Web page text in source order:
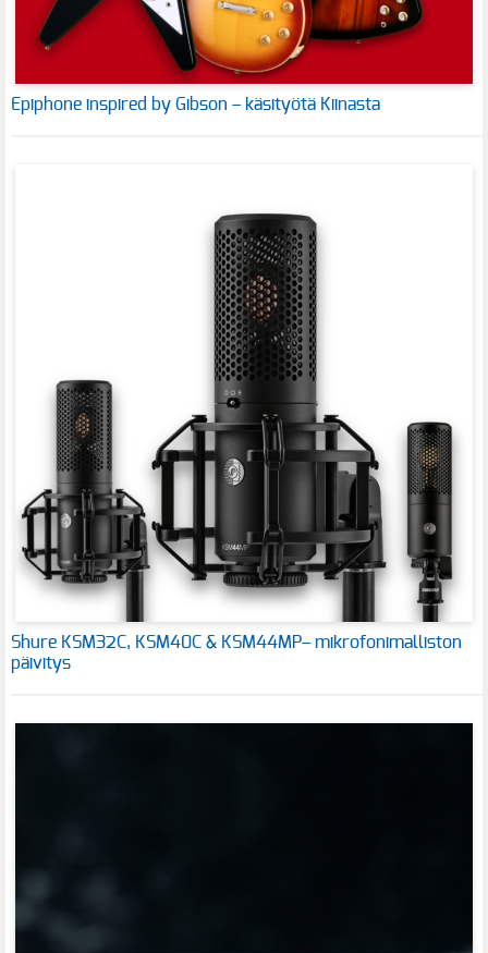
Epiphone inspired by Gibson – käsityötä Kiinasta
Shure KSM32C, KSM40C & KSM44MP– mikrofonimalliston
päivitys